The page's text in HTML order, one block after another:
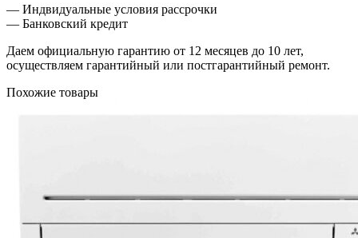
— Индвидуальные условия рассрочки
— Банковский кредит
Даем официальную гарантию от 12 месяцев до 10 лет,
осуществляем гарантийный или постгарантийный ремонт.
Похожие товары